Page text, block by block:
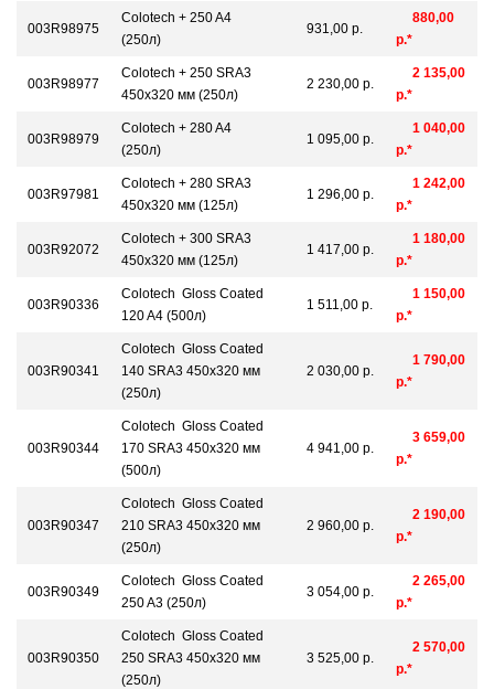
003R98975
Colotech + 250 A4
(250л)
931,00 р.
880,00
р.*
003R98977
Colotech + 250 SRA3
450x320 мм (250л)
2 230,00 р.
2 135,00
р.*
003R98979
Colotech + 280 A4
(250л)
1 095,00 р.
1 040,00
р.*
003R97981
Colotech + 280 SRA3
450x320 мм (125л)
1 296,00 р.
1 242,00
р.*
003R92072
Colotech + 300 SRA3
450x320 мм (125л)
1 417,00 р.
1 180,00
р.*
003R90336
Colotech Gloss Coated
120 A4 (500л)
1 511,00 р.
1 150,00
р.*
003R90341
Colotech Gloss Coated
140 SRA3 450x320 мм
(250л)
2 030,00 р.
1 790,00
р.*
003R90344
Colotech Gloss Coated
170 SRA3 450x320 мм
(500л)
4 941,00 р.
3 659,00
р.*
003R90347
Colotech Gloss Coated
210 SRA3 450x320 мм
(250л)
2 960,00 р.
2 190,00
р.*
003R90349
Colotech Gloss Coated
250 A3 (250л)
3 054,00 р.
2 265,00
р.*
003R90350
Colotech Gloss Coated
250 SRA3 450x320 мм
(250л)
3 525,00 р.
2 570,00
р.*